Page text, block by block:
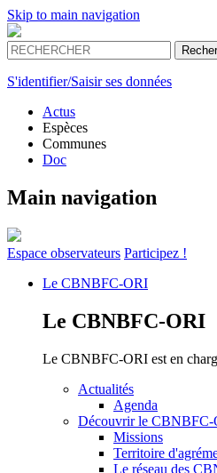
Skip to main navigation
S'identifier/Saisir ses données
Actus
Espèces
Communes
Doc
Main navigation
Espace observateurs Participez !
Le CBNBFC-ORI
Le CBNBFC-ORI
Le CBNBFC-ORI est en
Actualités
Agenda
Découvrir le CBNBFC-
Missions
Territoire
Le réseau des